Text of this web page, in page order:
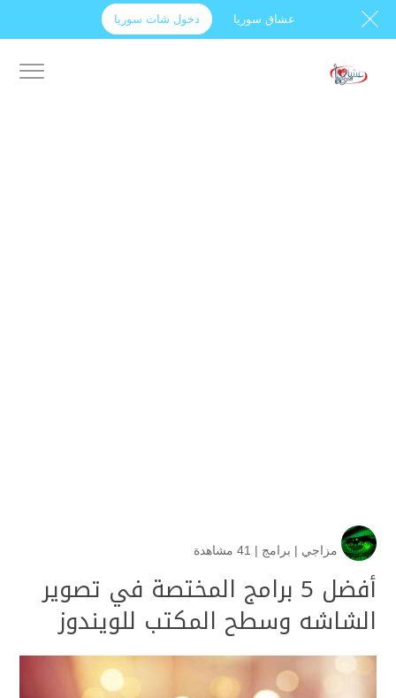
عشاق سوريا دخول شات سوريا
مزاجي | برامج | 41 مشاهدة
أفضل 5 برامج المختصة في تصوير
الشاشه وسطح المكتب للويندوز